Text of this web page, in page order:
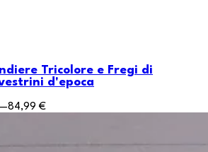
Tricolore e Fregi di
d'epoca
84,99 €